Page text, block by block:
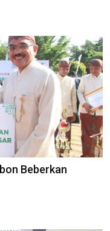
Beberkan